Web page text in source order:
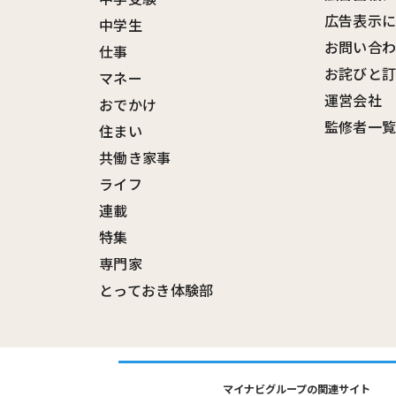
中学生
仕事
マネー
おでかけ
住まい
共働き家事
ライフ
連載
特集
専門家
とっておき体験部
広告表示
お問い合
お詫びと
運営会社
監修者一覧
マイナビグループの関連サイト